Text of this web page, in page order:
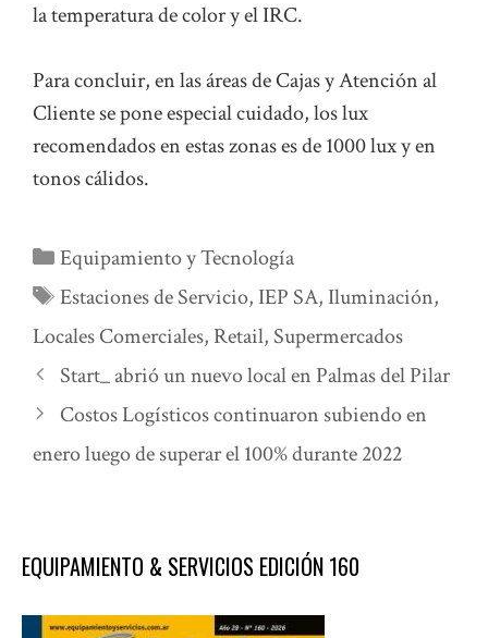
la temperatura de color y el IRC.
Para concluir, en las áreas de Cajas y Atención al
Cliente se pone especial cuidado, los lux
recomendados en estas zonas es de 1000 lux y en
tonos cálidos.
Categorías
Equipamiento y Tecnología
Etiquetas
Estaciones de Servicio, IEP SA, Iluminación,
Locales Comerciales, Retail, Supermercados
Start_ abrió un nuevo local en Palmas del Pilar
Costos Logísticos continuaron subiendo en
enero luego de superar el 100% durante 2022
EQUIPAMIENTO & SERVICIOS EDICIÓN 160